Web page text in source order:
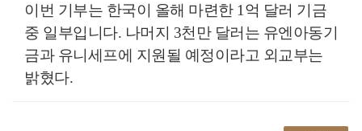
이번 기부는 한국이 올해 마련한 1억 달러 기금
중 일부입니다. 나머지 3천만 달러는 유엔아동기
금과 유니세프에 지원될 예정이라고 외교부는
밝혔다.